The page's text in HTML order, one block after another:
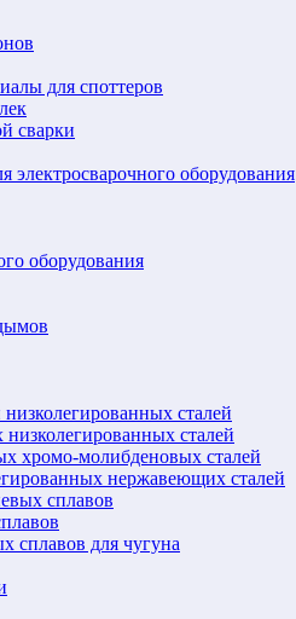
для споттеров
сварки
электросварочного оборудования
оборудования
сталей
сталей
хромо-молибденовых сталей
нержавеющих сталей
сплавов
сплавов для чугуна